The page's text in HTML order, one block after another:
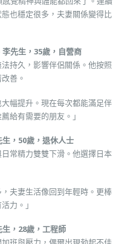
也穩定很多，夫妻關係變得比
先生，35歲，自營商
持久，影響伴侶關係。他按照
善。
幅提升。現在每次都能滿足伴
給有需要的朋友。」
，50歲，退休人士
常精力雙雙下滑。他選擇日本
夫妻生活像回到年輕時。更棒
力。」
，28歲，工程師